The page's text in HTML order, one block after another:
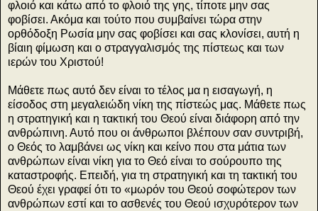
φλοιό και κάτω από το φλοιό της γης, τίποτε μην σας
φοβίσει. Ακόμα και τούτο που συμβαίνει τώρα στην
ορθόδοξη Ρωσία μην σας φοβίσει και σας κλονίσει, αυτή η
βίαιη φίμωση και ο στραγγαλισμός της πίστεως και των
ιερών του Χριστού!
Μάθετε πως αυτό δεν είναι το τέλος μα η εισαγωγή, η
είσοδος στη μεγαλειώδη νίκη της πίστεώς μας. Μάθετε πως
η στρατηγική και η τακτική του Θεού είναι διάφορη από την
ανθρώπινη. Αυτό που οι άνθρωποι βλέπουν σαν συντριβή,
ο Θεός το λαμβάνει ως νίκη και κείνο που στα μάτια των
ανθρώπων είναι νίκη για το Θεό είναι το σούρουπο της
καταστροφής. Επειδή, για τη στρατηγική και τη τακτική του
Θεού έχει γραφεί ότι το «μωρόν του Θεού σοφώτερον των
ανθρώπων εστί και το ασθενές του Θεού ισχυρότερον των